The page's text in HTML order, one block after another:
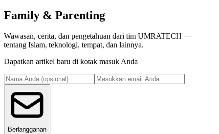
Family & Parenting
Wawasan, cerita, dan pengetahuan dari tim UMRATECH —
tentang Islam, teknologi, tempat, dan lainnya.
Dapatkan artikel baru di kotak masuk Anda
Berlangganan